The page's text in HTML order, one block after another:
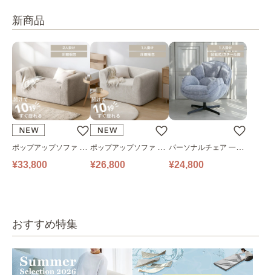
新商品
ポップアップソファ ソ
ファ フロアソファ 幅14
¥33,800
ポップアップソファ ソ
ファ フロアソファ 幅10
¥26,800
パーソナルチェア 一人
掛けソファ O’HANA ソ
¥24,800
おすすめ特集